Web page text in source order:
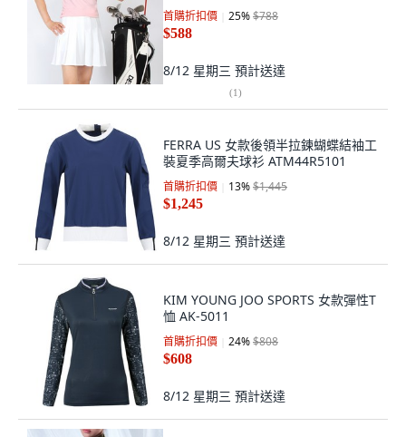
首購折扣價 25%$788
$588
8/12 星期三 預計送達
(1)
FERRA US 女款後領半拉鍊蝴蝶結袖工
裝夏季高爾夫球衫 ATM44R5101
首購折扣價 13%$1,445
$1,245
8/12 星期三 預計送達
KIM YOUNG JOO SPORTS 女款彈性T
恤 AK-5011
首購折扣價 24%$808
$608
8/12 星期三 預計送達